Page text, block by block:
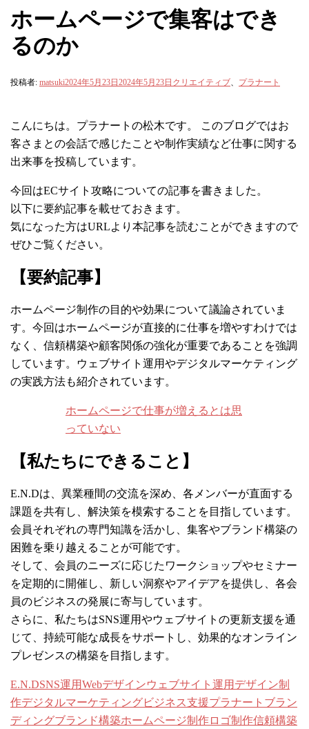
ホームページで集客はでき
るのか
投稿者: matsuki2024年5月23日 2024年5月23日 クリエイティブ、 プラナート
こんにちは。プラナートの松木です。 このブログではお
客さまとの会話で感じたことや制作実績など仕事に関する
出来事を投稿しています。
今回はECサイト攻略についての記事を書きました。
以下に要約記事を載せておきます。
気になった方はURLより本記事を読むことができますので
ぜひご覧ください。
【要約記事】
ホームページ制作の目的や効果について議論されていま
す。今回はホームページが直接的に仕事を増やすわけでは
なく、信頼構築や顧客関係の強化が重要であることを強調
しています。ウェブサイト運用やデジタルマーケティング
の実践方法も紹介されています。
ホームページで仕事が増えるとは思
っていない
【私たちにできること】
E.N.Dは、異業種間の交流を深め、各メンバーが直面する
課題を共有し、解決策を模索することを目指しています。
会員それぞれの専門知識を活かし、集客やブランド構築の
困難を乗り越えることが可能です。
そして、会員のニーズに応じたワークショップやセミナー
を定期的に開催し、新しい洞察やアイデアを提供し、各会
員のビジネスの発展に寄与しています。
さらに、私たちはSNS運用やウェブサイトの更新支援を通
じて、持続可能な成長をサポートし、効果的なオンライン
プレゼンスの構築を目指します。
E.N.DSNS運用Webデザインウェブサイト運用 デザイン制
作デジタルマーケティングビジネス支援プラナート ブラン
ディングブランド構築ホームページ制作ロゴ制作信頼構築